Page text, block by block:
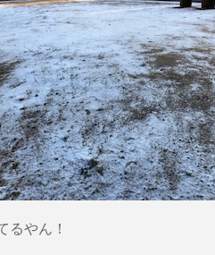
るやん！